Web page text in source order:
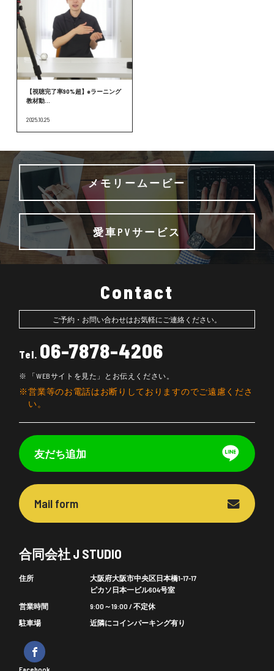
【視聴完了率90%超】eラーニング
教材動...
2025.10.25
メモリームービー
愛車PVサービス
Contact
ご予約・お問い合わせはお気軽にご連絡ください。
Tel. 06-7878-4206
「WEBサイトを見た」とお伝えください。
営業等のお電話はお断りしておりますのでご遠慮くださ
い。
友だち追加
Mail form
合同会社 J STUDIO
住所
大阪府大阪市中央区日本橋1-17-17
ピカソ日本一ビル604号室
営業時間
9:00～19:00 / 不定休
駐車場
近隣にコインパーキング有り